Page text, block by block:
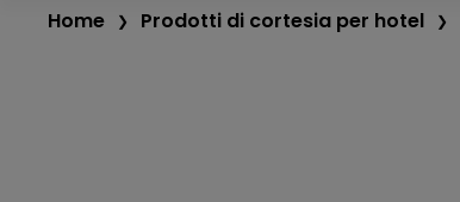
Home Prodotti di cortesia per hotel